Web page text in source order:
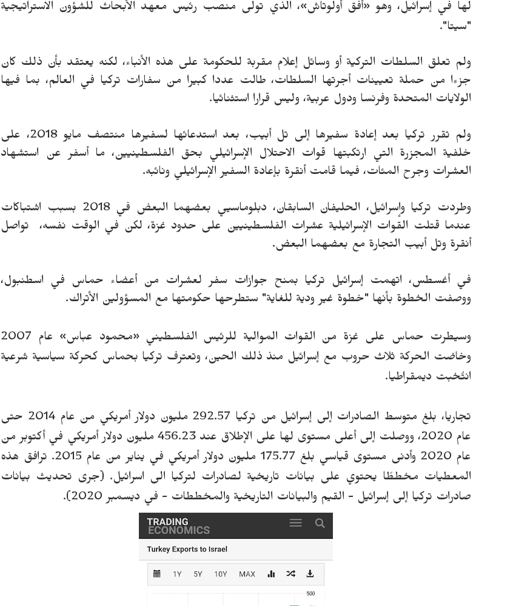
لها في إسرائيل، وهو «أفق أولوتاش»، الذي تولى منصب رئيس معهد الأبحاث للشؤون الاستراتيجية
"سيتا".
ولم تعلق السلطات التركية أو وسائل إعلام مقربة للحكومة على هذه الأنباء، لكنه يعتقد بأن ذلك كان
جزءا من حملة تعيينات أجرتها السلطات، طالت عددا كبيرا من سفارات تركيا في العالم، بما فيها
الولايات المتحدة وفرنسا ودول عربية، وليس قرارا استثنائيا.
ولم تقرر تركيا بعد إعادة سفيرها إلى تل أبيب، بعد استدعائها لسفيرها منتصف مايو 2018، على
خلفية المجزرة التي ارتكبتها قوات الاحتلال الإسرائيلي بحق الفلسطينيين، ما أسفر عن استشهاد
العشرات وجرح المئات، فيما قامت أنقرة بإعادة السفير الإسرائيلي ونائبه.
وطردت تركيا وإسرائيل، الحليفان السابقان، دبلوماسيي بعضهما البعض في 2018 بسبب اشتباكات
عندما قتلت القوات الإسرائيلية عشرات الفلسطينيين على حدود غزة، لكن في الوقت نفسه، تواصل
أنقرة وتل أبيب التجارة مع بعضهما البعض.
في أغسطس، اتهمت إسرائيل تركيا بمنح جوازات سفر لعشرات من أعضاء حماس في اسطنبول،
ووصفت الخطوة بأنها "خطوة غير ودية للغاية" ستطرحها حكومتها مع المسؤولين الأتراك.
وسيطرت حماس على غزة من القوات الموالية للرئيس الفلسطيني«محمود عباس»
عام 2007
وخاضت الحركة ثلاث حروب مع إسرائيل منذ ذلك الحين، وتعترف تركيا بحماس كحركة سياسية شرعية
انتُخبت ديمقراطيا.
تجاريا، بلغ متوسط الصادرات إلى إسرائيل من تركيا 292.57 مليون دولار أمريكي من عام 2014 حتى
عام 2020، ووصلت إلى أعلى مستوى لها على الإطلاق عند 456.23 مليون دولار أمريكي في أكتوبر من
عام 2020 وأدنى مستوى قياسي بلغ 175.77 مليون دولار أمريكي في يناير من عام 2015. ترافق هذه
المعطيات مخططًا يحتوي على بيانات تاريخية لصادرات لتركيا الى اسرائيل. (جرى تحديث بيانات
صادرات تركيا إلى إسرائيل - القيم والبيانات التاريخية والمخططات - في ديسمبر 2020).